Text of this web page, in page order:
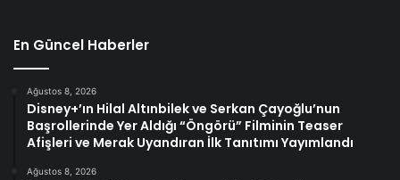
En Güncel Haberler
Ağustos 8, 2026
Disney+’ın Hilal Altınbilek ve Serkan Çayoğlu’nun
Başrollerinde Yer Aldığı “Öngörü” Filminin Teaser
Afişleri ve Merak Uyandıran İlk Tanıtımı Yayımlandı
Ağustos 8, 2026